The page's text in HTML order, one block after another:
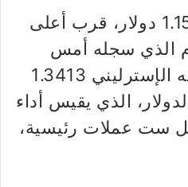
واستقر اليورو عند 1.159 دولار، قرب أعلى
له في 10 أيام الذي سجله أمس
الإثنين، فيما بلغ الجنيه الإسترليني 1.3413
الذي يقيس أداء
ست عملات رئيسية،